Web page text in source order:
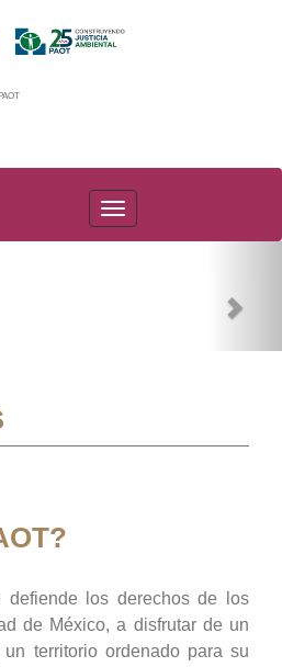
PAOT
defiende los derechos de los
de México, a disfrutar de un
territorio ordenado para su